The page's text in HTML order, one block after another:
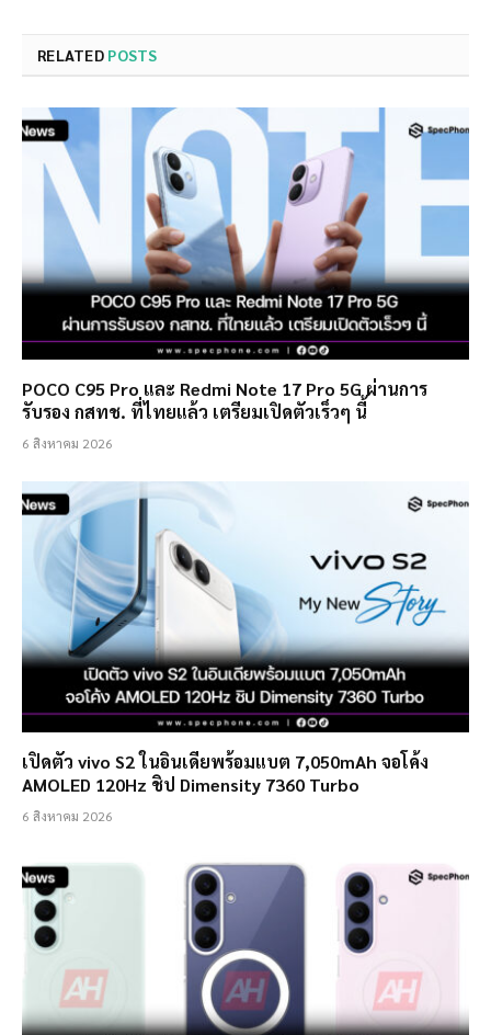
RELATED POSTS
POCO C95 Pro และ Redmi Note 17 Pro 5G ผ่านการ
รับรอง กสทช. ที่ไทยแล้ว เตรียมเปิดตัวเร็วๆ นี้
6 สิงหาคม 2026
เปิดตัว vivo S2 ในอินเดียพร้อมแบต 7,050mAh จอโค้ง
AMOLED 120Hz ชิป Dimensity 7360 Turbo
6 สิงหาคม 2026